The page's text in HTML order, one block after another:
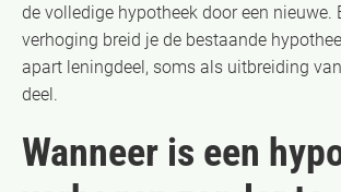
de volledige hypotheek door een nieuwe.
verhoging breid je de bestaande
apart leningdeel, soms als uitbreiding
deel.
Wanneer is een